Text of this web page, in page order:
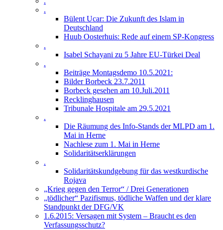
.
Bülent Ucar: Die Zukunft des Islam in
Deutschland
Huub Oosterhuis: Rede auf einem SP-Kongress
.
Isabel Schayani zu 5 Jahre EU-Türkei Deal
.
Beiträge Montagsdemo 10.5.2021:
Bilder Borbeck 23.7.2011
Borbeck gesehen am 10.Juli.2011
Recklinghausen
Tribunale Hospitale am 29.5.2021
.
Die Räumung des Info-Stands der MLPD am 1.
Mai in Herne
Nachlese zum 1. Mai in Herne
Solidaritätserklärungen
.
Solidaritätskundgebung für das westkurdische
Rojava
„Krieg gegen den Terror“ / Drei Generationen
„tödlicher“ Pazifismus, tödliche Waffen und der klare
Standpunkt der DFG/VK
1.6.2015: Versagen mit System – Braucht es den
Verfassungsschutz?